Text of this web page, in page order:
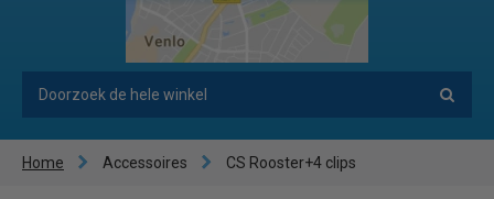
Home Accessoires CS Rooster+4 clips